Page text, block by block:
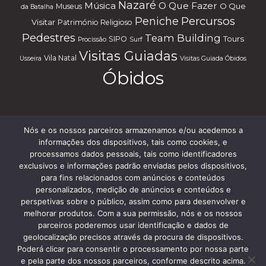
da Batalha Museus Música Nazaré O Que Fazer O Que
Visitar Património Religioso Peniche Percursos
Pedestres Procissão SIPO Surf Team Building Tours
Usseira Vila Natal Visitas Guiadas Visitas Guiada Óbidos
Óbidos
Subscreve a nossa Newsletter
Termos e Condições
Nós e os nossos parceiros armazenamos e/ou acedemos a
informações dos dispositivos, tais como cookies, e
processamos dados pessoais, tais como identificadores
exclusivos e informações padrão enviadas pelos dispositivos,
para fins relacionados com anúncios e conteúdos
personalizados, medição de anúncios e conteúdos e
perspetivas sobre o público, assim como para desenvolver e
melhorar produtos. Com a sua permissão, nós e os nossos
parceiros poderemos usar identificação e dados de
geolocalização precisos através da procura de dispositivos.
Poderá clicar para consentir o processamento por nossa parte
e pela parte dos nossos parceiros, conforme descrito acima.